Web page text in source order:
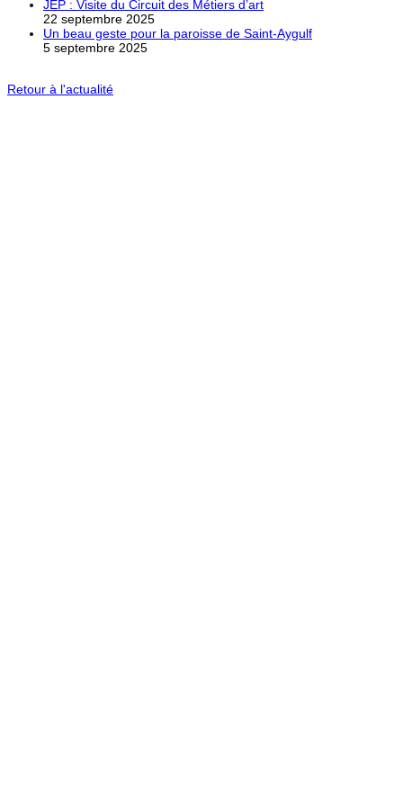
JEP : Visite du Circuit des Métiers d’art
22 septembre 2025
Un beau geste pour la paroisse de Saint-Aygulf
5 septembre 2025
Retour à l'actualité